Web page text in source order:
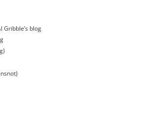
Gribble’s blog